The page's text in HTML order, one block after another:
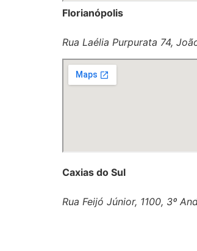
Florianópolis
Rua Laélia Purpurata 74,
Caxias do Sul
Rua Feijó Júnior, 1100, 3º